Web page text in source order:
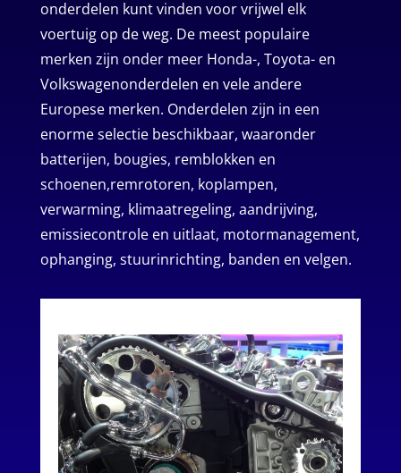
onderdelen kunt vinden voor vrijwel elk
voertuig op de weg. De meest populaire
merken zijn onder meer Honda-, Toyota- en
Volkswagenonderdelen en vele andere
Europese merken. Onderdelen zijn in een
enorme selectie beschikbaar, waaronder
batterijen, bougies, remblokken en
schoenen,remrotoren, koplampen,
verwarming, klimaatregeling, aandrijving,
emissiecontrole en uitlaat, motormanagement,
ophanging, stuurinrichting, banden en velgen.